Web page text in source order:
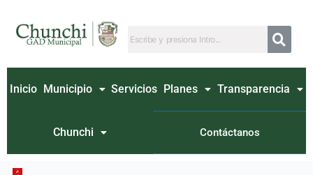
contenido
Inicio Municipio Servicios Planes Transparencia
Chunchi Contáctanos